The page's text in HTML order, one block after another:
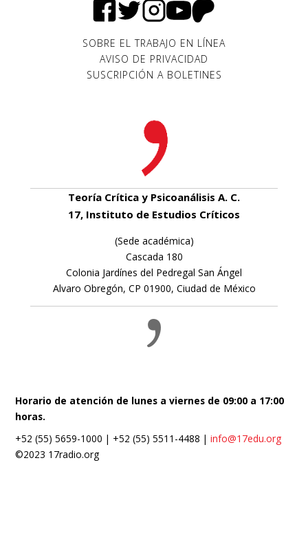
SOBRE EL TRABAJO EN LÍNEA
AVISO DE PRIVACIDAD
SUSCRIPCIÓN A BOLETINES
Teoría Crítica y Psicoanálisis A. C.
17, Instituto de Estudios Críticos
(Sede académica)
Cascada 180
Colonia Jardínes del Pedregal San Ángel
Alvaro Obregón, CP 01900, Ciudad de México
Horario de atención de lunes a viernes de 09:00 a 17:00
horas.
+52 (55) 5659-1000 | +52 (55) 5511-4488 |info@17edu.org
©2023 17radio.org